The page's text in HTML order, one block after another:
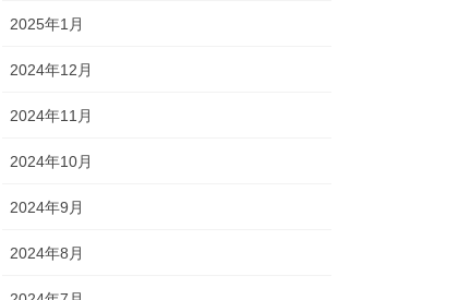
2025年1月
2024年12月
2024年11月
2024年10月
2024年9月
2024年8月